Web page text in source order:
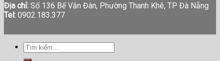
Địa chỉ: Số 136 Bế Văn Đàn, Phường Thanh Khê, TP Đà Nẵng
Tel: 0902.183.377
Tìm
kiếm: